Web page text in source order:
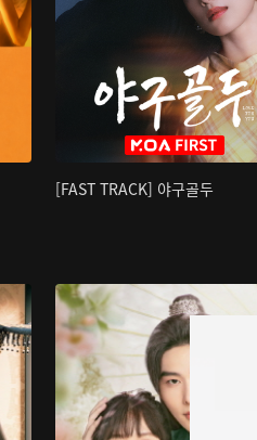
[FAST TRACK] 야구골두